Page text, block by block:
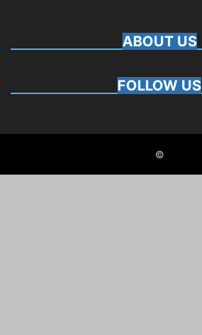
ABOUT US
FOLLOW US
©